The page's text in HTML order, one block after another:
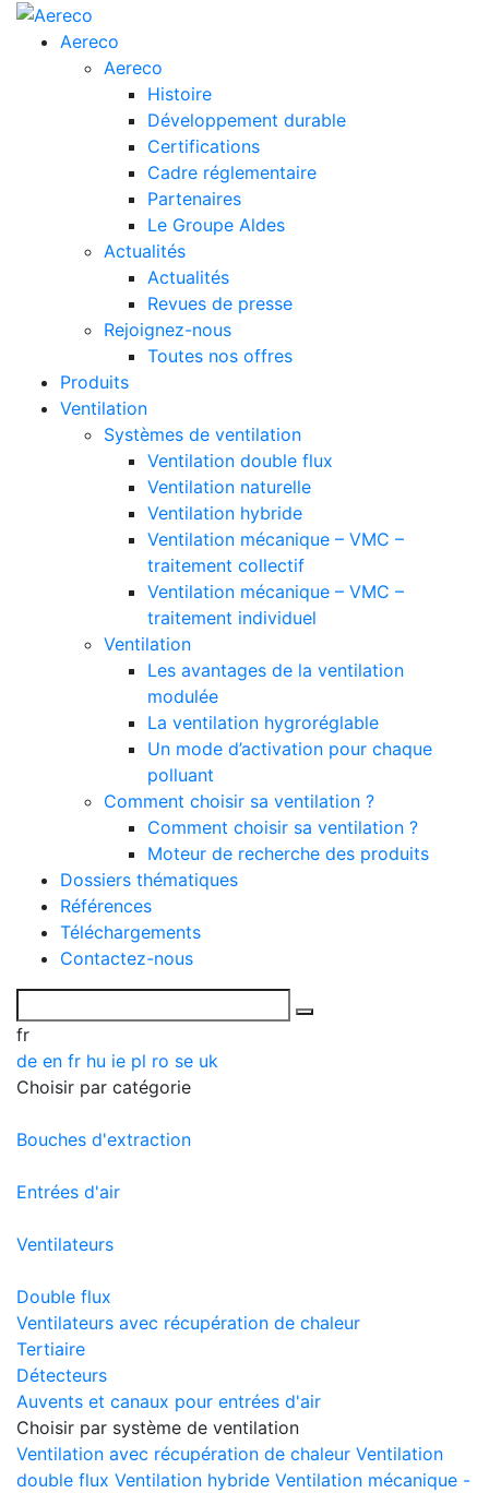
Aereco
Aereco
Histoire
Développement durable
Certifications
Cadre réglementaire
Partenaires
Le Groupe Aldes
Actualités
Actualités
Revues de presse
Rejoignez-nous
Toutes nos offres
Produits
Ventilation
Systèmes de ventilation
Ventilation double flux
Ventilation naturelle
Ventilation hybride
Ventilation mécanique – VMC –
traitement collectif
Ventilation mécanique – VMC –
traitement individuel
Ventilation
Les avantages de la ventilation
modulée
La ventilation hygroréglable
Un mode d’activation pour chaque
polluant
Comment choisir sa ventilation ?
Comment choisir sa ventilation ?
Moteur de recherche des produits
Dossiers thématiques
Références
Téléchargements
Contactez-nous
fr
de en fr hu ie pl ro se uk
Choisir par catégorie
Bouches d'extraction
Entrées d'air
Ventilateurs
Double flux
Ventilateurs avec récupération de chaleur
Tertiaire
Détecteurs
Auvents et canaux pour entrées d'air
Choisir par système de ventilation
Ventilation avec récupération de chaleur Ventilation
double flux Ventilation hybride Ventilation mécanique -